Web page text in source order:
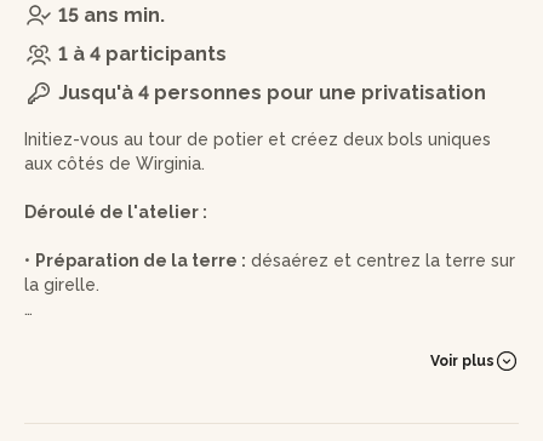
15 ans min.
1 à 4 participants
Jusqu'à 4 personnes pour une privatisation
Initiez-vous au tour de potier et créez deux bols uniques
aux côtés de Wirginia.
Déroulé de l'atelier :
• Préparation de la terre : désaérez et centrez la terre sur
la girelle.
second bol.
Voir plus